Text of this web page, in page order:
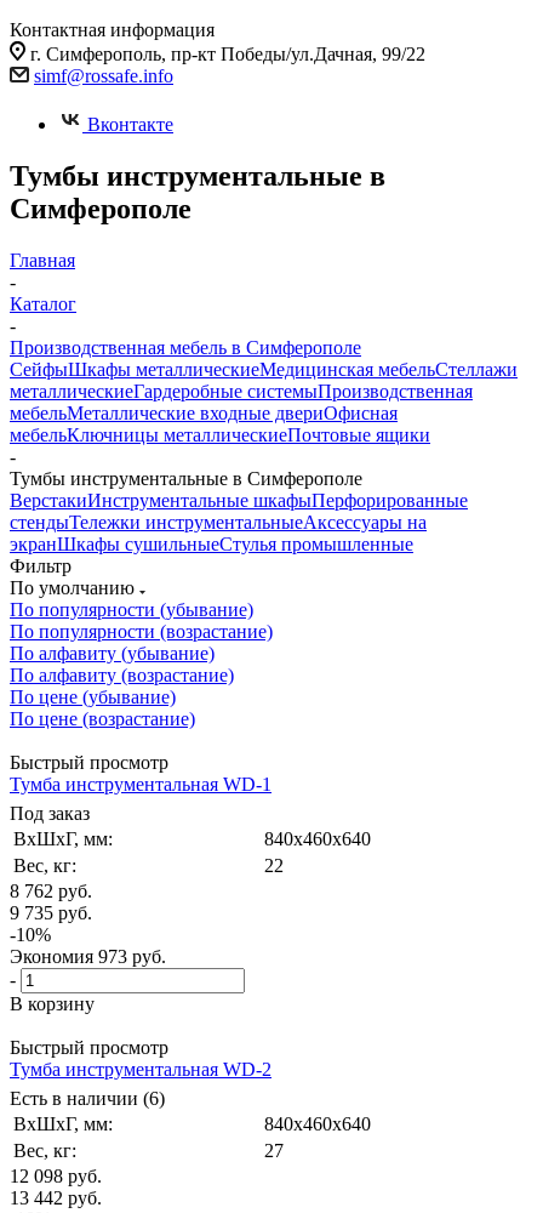
Контактная информация
г. Симферополь, пр-кт Победы/ул.Дачная, 99/22
simf@rossafe.info
Вконтакте
Тумбы инструментальные в
Симферополе
Главная
-
Каталог
-
Производственная мебель в Симферополе
СейфыШкафы металлическиеМедицинская мебельСтеллажи
металлическиеГардеробные системыПроизводственная
мебельМеталлические входные двериОфисная
мебельКлючницы металлическиеПочтовые ящики
-
Тумбы инструментальные в Симферополе
ВерстакиИнструментальные шкафыПерфорированные
стендыТележки инструментальныеАксессуары на
экранШкафы сушильныеСтулья промышленные
Фильтр
По умолчанию
По популярности (убывание)
По популярности (возрастание)
По алфавиту (убывание)
По алфавиту (возрастание)
По цене (убывание)
По цене (возрастание)
Быстрый просмотр
Тумба инструментальная WD-1
Под заказ
ВxШxГ, мм:
840x460x640
Вес, кг:
22
8 762 руб.
9 735 руб.
-10%
Экономия 973 руб.
-
В корзину
Быстрый просмотр
Тумба инструментальная WD-2
Есть в наличии (6)
ВxШxГ, мм:
840x460x640
Вес, кг:
27
12 098 руб.
13 442 руб.